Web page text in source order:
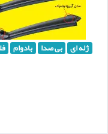
ژله ای بی صدا بادوام